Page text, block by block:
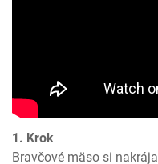
1. Krok
Bravčové mäso si